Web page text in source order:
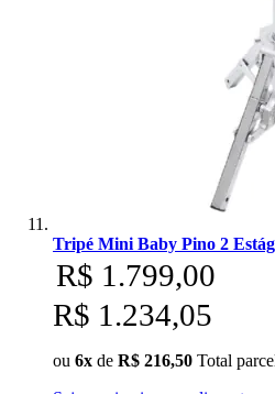
Tripé Mini Baby Pino 2
R$ 1.799,00
R$ 1.234,05
ou 6x de R$ 216,50 Total